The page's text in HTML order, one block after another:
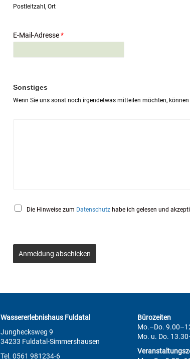
n
i
l
g
T
x
Postleitzahl, Ort
E-Mail-Adresse*
Sonstiges
Wenn Sie uns sonst noch irgendetwas mitteilen möchten, können
Die Hinweise zum Datenschutz habe ich gelesen und
Anmeldung abschicken
Wassererlebnishaus Fuldatal
Junghecksweg 9
34233 Fuldatal-Simmershausen
Tel. 0561 981234-6
Bürozeiten
Mo.–Do.
Mo. u. Do.